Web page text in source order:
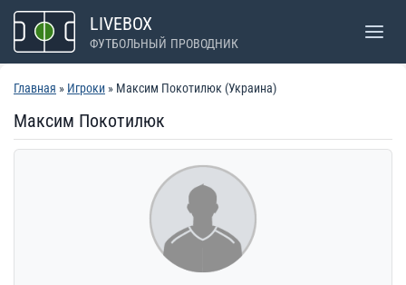
Перейти
содержимому
LIVEBOX
ФУТБОЛЬНЫЙ ПРОВОДНИК
Главная » Игроки » Максим Покотилюк (Украина)
Максим Покотилюк